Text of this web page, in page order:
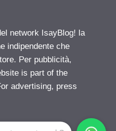
network IsayBlog! la
indipendente che
Per pubblicità,
is part of the
advertising, press